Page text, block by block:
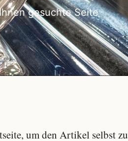
gesuchte Seite
um den Artikel selbst zu